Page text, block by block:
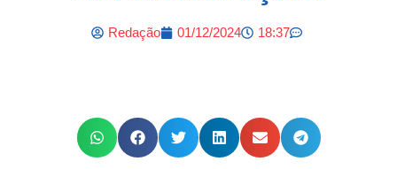
Redação 01/12/2024 18:37